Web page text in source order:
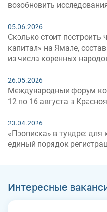
возобновить
05.06.2026
Сколько стоит построить
капитал» на Ямале,
из числа коренных
26.05.2026
Международный форум
12 по 16 августа в
23.04.2026
«Прописка» в тундре: для
единый порядок
Интересные